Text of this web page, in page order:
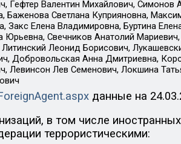
Валентин Михайлович,
Баженова Светлана Куприяновна,
Закс Елена Владимировна, Буртина
Юрьевна, Свечников Анатолий
Леонид Борисович,
Добровольская Анна Дмитриевна,
Левинсон Лев Семенович, Локшина
данные на
в том числе
террористическими: